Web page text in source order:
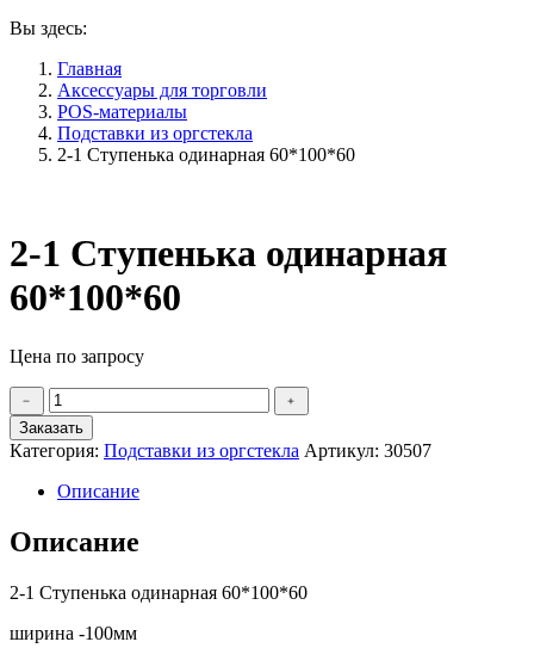
Вы здесь:
Главная
Аксессуары для торговли
POS-материалы
Подставки из оргстекла
2-1 Ступенька одинарная 60*100*60
2-1 Ступенька одинарная
60*100*60
Цена по запросу
Количество
товара
2-
1
Ступенька
одинарная
﹣
﹢
Заказать
Категория: Подставки из оргстекла Артикул: 30507
Описание
Описание
2-1 Ступенька одинарная 60*100*60
ширина -100мм